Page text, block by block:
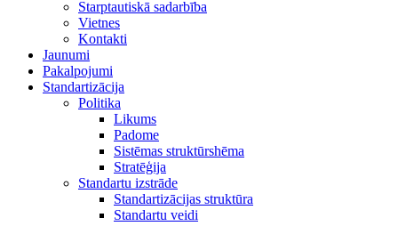
Starptautiskā sadarbība
Vietnes
Kontakti
Jaunumi
Pakalpojumi
Standartizācija
Politika
Likums
Padome
Sistēmas struktūrshēma
Stratēģija
Standartu izstrāde
Standartizācijas struktūra
Standartu veidi